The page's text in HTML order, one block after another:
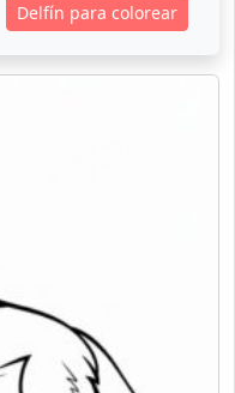
Delfín para colorear